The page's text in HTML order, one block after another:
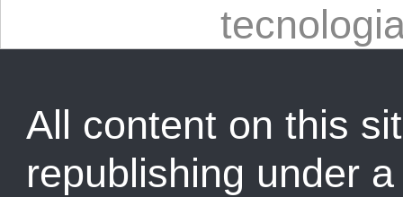
All content on this
republishing under